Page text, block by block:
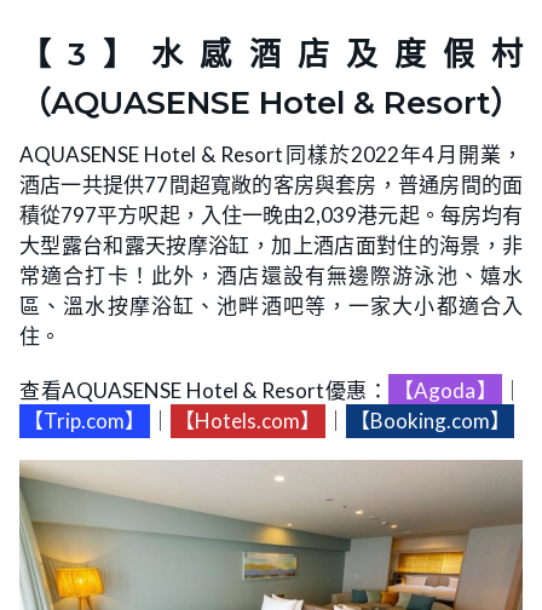
【3】水感酒店及度假村
（AQUASENSE Hotel & Resort）
AQUASENSE Hotel & Resort同樣於2022年4月開業，
酒店一共提供77間超寬敞的客房與套房，普通房間的面
積從797平方呎起，入住一晚由2,039港元起。每房均有
大型露台和露天按摩浴缸，加上酒店面對住的海景，非
常適合打卡！此外，酒店還設有無邊際游泳池、嬉水
區、溫水按摩浴缸、池畔酒吧等，一家大小都適合入
住。
查看AQUASENSE Hotel & Resort優惠： 【Agoda】
【Trip.com】
【Hotels.com】 【Booking.com】